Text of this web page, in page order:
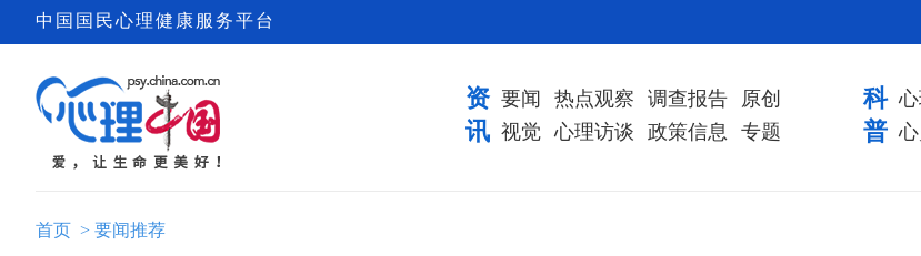
中国国民心理健康服务平台
资
讯
要闻 热点观察 调查报告
原创
视觉 心理访谈 政策信息 专题
科
普
首页 > 要闻推荐